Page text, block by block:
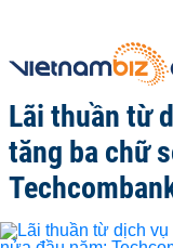
Lãi thuần từ
tăng ba chữ